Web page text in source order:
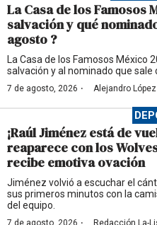
La Casa de los Famosos
salvación y qué
agosto ?
La Casa de los Famosos México
salvación y al nominado que
7 de agosto, 2026 · Alejandro López
¡Raúl Jiménez está de
reaparece con los
recibe emotiva ovación
Jiménez volvió a escuchar el
sus primeros minutos con la
del equipo.